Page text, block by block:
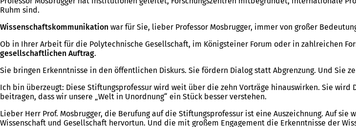
Ruhm sind.
Wissenschaftskommunikation war für Sie, lieber Professor Mosbrugger, immer von großer
Ob in Ihrer Arbeit für die Polytechnische Gesellschaft, im Königsteiner Forum oder in zahlreichen
gesellschaftlichen Auftrag.
Sie bringen Erkenntnisse in den öffentlichen Diskurs. Sie fördern Dialog statt Abgrenzung. Und Sie
Ich bin überzeugt: Diese Stiftungsprofessur wird weit über die zehn Vorträge hinauswirken. Sie
beitragen, dass wir unsere „Welt in Unordnung“ ein Stück besser verstehen.
Lieber Herr Prof. Mosbrugger, die Berufung auf die Stiftungsprofessur ist eine Auszeichnung. Auf
Wissenschaft und Gesellschaft hervortun. Und die mit großem Engagement die Erkenntnisse der